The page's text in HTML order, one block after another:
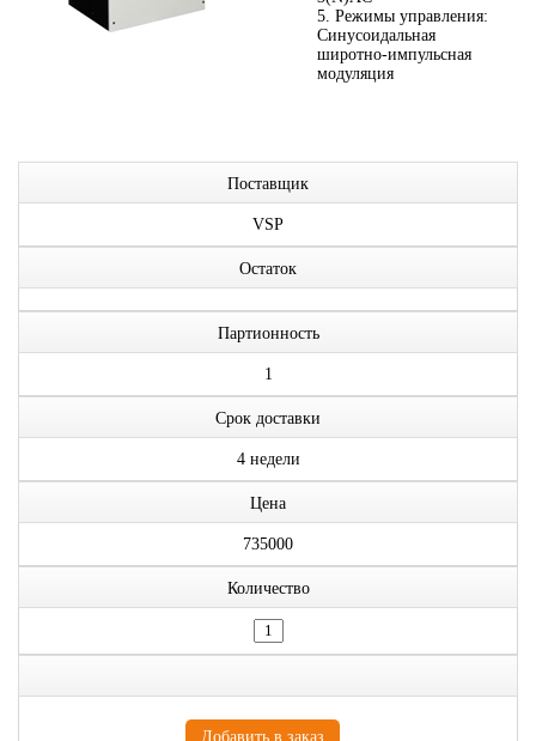
5. Режимы управления:
Синусоидальная
широтно-импульсная
модуляция
Поставщик
VSP
Остаток
Партионность
1
Срок доставки
4 недели
Цена
735000
Количество